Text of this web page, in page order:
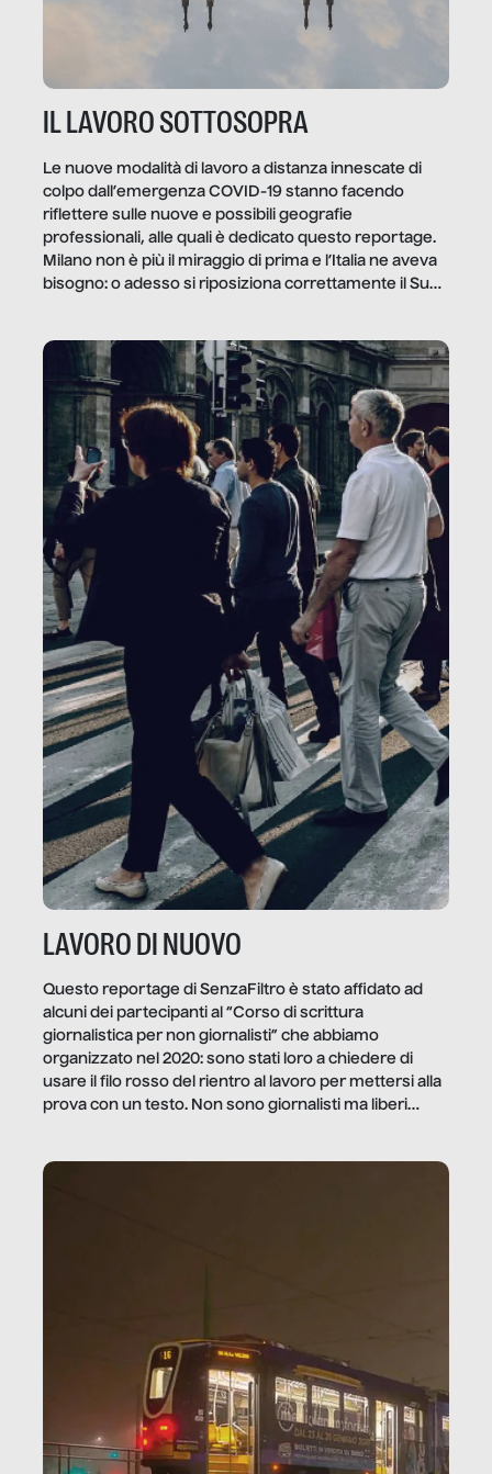
IL LAVORO SOTTOSOPRA
Le nuove modalità di lavoro a distanza innescate di
colpo dall’emergenza COVID-19 stanno facendo
riflettere sulle nuove e possibili geografie
professionali, alle quali è dedicato questo reportage.
Milano non è più il miraggio di prima e l’Italia ne aveva
bisogno: o adesso si riposiziona correttamente il Sud
LAVORO DI NUOVO
Questo reportage di SenzaFiltro è stato affidato ad
alcuni dei partecipanti al “Corso di scrittura
giornalistica per non giornalisti” che abbiamo
organizzato nel 2020: sono stati loro a chiedere di
usare il filo rosso del rientro al lavoro per mettersi alla
prova con un testo. Non sono giornalisti ma liberi